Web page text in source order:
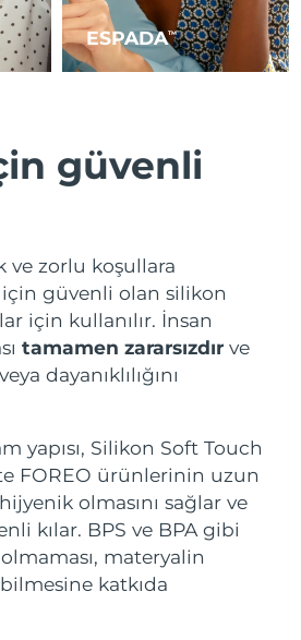
ESPADATM
güvenli
ve zorlu koşullara
için güvenli olan silikon
için kullanılır. İnsan
tamamen zararsızdır ve
dayanıklılığını
yapısı, Silikon Soft Touch
FOREO ürünlerinin uzun
olmasını sağlar ve
kılar. BPS ve BPA gibi
materyalin
katkıda